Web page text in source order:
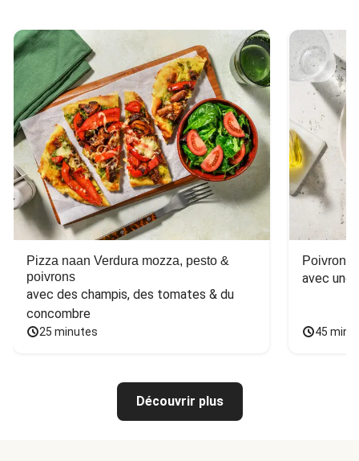
Pizza naan Verdura mozza, pesto &
poivrons
avec des champis, des tomates & du
concombre
25 minutes
Poivron
avec une
45
Découvrir plus